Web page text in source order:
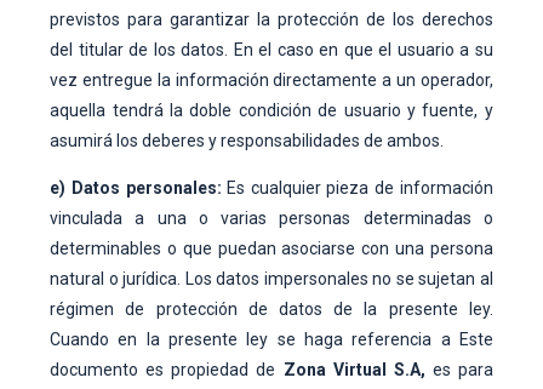
previstos para garantizar la protección de los derechos
del titular de los datos. En el caso en que el usuario a su
vez entregue la información directamente a un operador,
aquella tendrá la doble condición de usuario y fuente, y
asumirá los deberes y responsabilidades de ambos.
e) Datos personales: Es cualquier pieza de información
vinculada a una o varias personas determinadas o
determinables o que puedan asociarse con una persona
natural o jurídica. Los datos impersonales no se sujetan al
régimen de protección de datos de la presente ley.
Cuando en la presente ley se haga referencia a Este
documento es propiedad de Zona Virtual S.A, es para